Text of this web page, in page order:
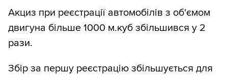
Акциз при реєстрації автомобілів з об'ємом
двигуна більше 1000 м.куб збільшився у 2
рази.
Збір за першу реєстрацію збільшується для